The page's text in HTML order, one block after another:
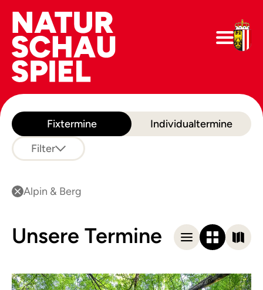
Fixtermine
Individualtermine
Filter
Alpin & Berg
Unsere Termine